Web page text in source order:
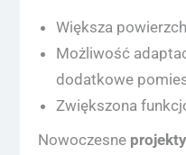
Większa
Możliwość
dodatkowe
Zwiększona
Nowoczesne